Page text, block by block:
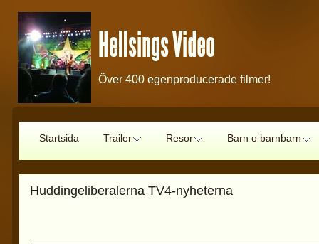
Hellsings Video
Över 400 egenproducerade filmer!
Startsida Trailer Resor Barn o barnbarn
Huddingeliberalerna TV4-nyheterna